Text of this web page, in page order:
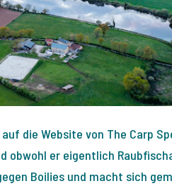
die Website von The Carp
obwohl er eigentlich
Boilies und macht sich